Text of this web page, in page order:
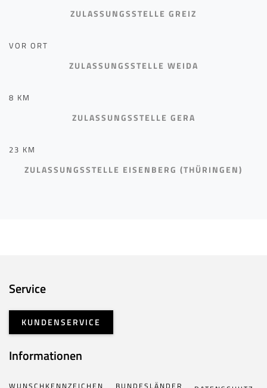
ZULASSUNGSSTELLE GREIZ
VOR ORT
ZULASSUNGSSTELLE WEIDA
8 KM
ZULASSUNGSSTELLE GERA
23 KM
ZULASSUNGSSTELLE EISENBERG (THÜRINGEN)
Service
KUNDENSERVICE
Informationen